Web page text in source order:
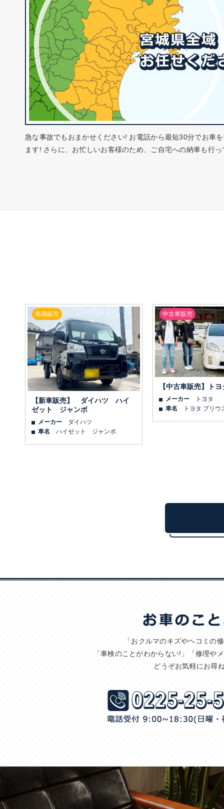
急な事故でもおまかせください! お電話から最短30分でお車
ます! さらに、お忙しいお客様のため、ご自宅への納車も行
車両販売
【新車販売】 ダイハツ ハイ
ゼット ジャンボ
メーカー
ダイハツ
車名
ハイゼット ジャンボ
中古車販売
【中古車販売】ト
メーカー
トヨタ
車名
トヨタ プリウ
「おクルマのキズやヘコミの
「車検のことがわからない!」「修理や
どうぞお気軽にお尋